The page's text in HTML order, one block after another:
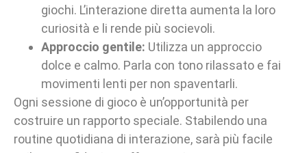
giochi. L’interazione diretta aumenta la loro
curiosità e li rende più socievoli.
Approccio gentile: Utilizza un approccio
dolce e calmo. Parla con tono rilassato e fai
movimenti lenti per non spaventarli.
Ogni sessione di gioco è un’opportunità per
costruire un rapporto speciale. Stabilendo una
routine quotidiana di interazione, sarà più facile